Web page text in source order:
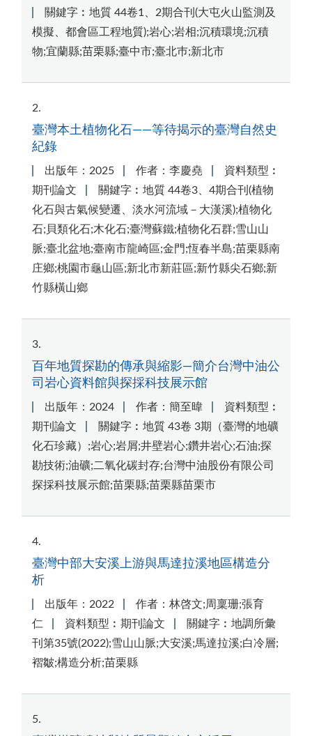
關鍵字︰地質 44卷1、2期合刊(大屯火山監測及
模擬、都會區工程地質);岩心;岩相;沉積環境;沉積
物;宜蘭縣;苗栗縣;臺中市;臺北巿;新北市
2
臺灣本土植物化石——等待揭示的臺灣自然史
紀錄
出版年：2025 作者：李慶堯
資料類型︰
期刊論文
關鍵字︰地質 44卷3、4期合刊(植物
化石與古氣候變遷、淡水河流域－大漢溪);植物化
石;貝類化石;木化石;臺灣蘇鐵;植物化石群;雪山山
脈;臺北盆地;臺南市龍崎區;金門;恆春半島;苗栗縣南
庄鄉;桃園市龜山區;新北市新莊區;新竹縣尖石鄉;新
竹縣橫山鄉
3
百年地質探勘的傳承與縮影—簡介台灣中油公
司岩心資料館與探採科技展示館
出版年：2024 作者：簡至暐
資料類型︰
期刊論文
關鍵字︰地質 43卷 3期（臺灣的地礦
化石珍藏）;岩心;岩屑;井壁岩心;鑽井岩心;石油;探
勘技術;油礦;二氧化碳封存;台灣中油股份有限公司
探採科技展示館;苗栗縣;苗栗縣苗栗市
4
臺灣中部大安溪上游與馬達拉溪地區構造分
析
出版年：2022
作者：林啓文;周稟珊;張育
仁
資料類型︰期刊論文
關鍵字︰地調所彙
刊第35號(2022);雪山山脈;大安溪;馬達拉溪;白冷層;
褶皺;構造分析;苗栗縣
5